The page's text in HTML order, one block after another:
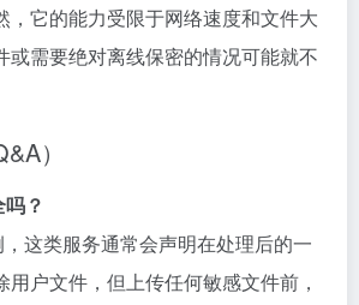
，它的能力受限于网络速度和文件大
或需要绝对离线保密的情况可能就不
）
？
这类服务通常会声明在处理后的一
户文件，但上传任何敏感文件前，